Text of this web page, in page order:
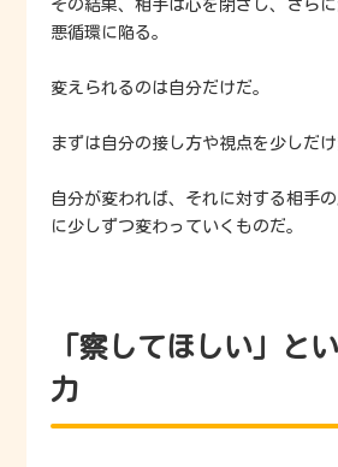
その結果、相手は心を閉ざし、さら
悪循環に陥る。
変えられるのは自分だけだ。
まずは自分の接し方や視点を少しだけ
自分が変われば、それに対する相手
に少しずつ変わっていくものだ。
「察してほしい」と
力